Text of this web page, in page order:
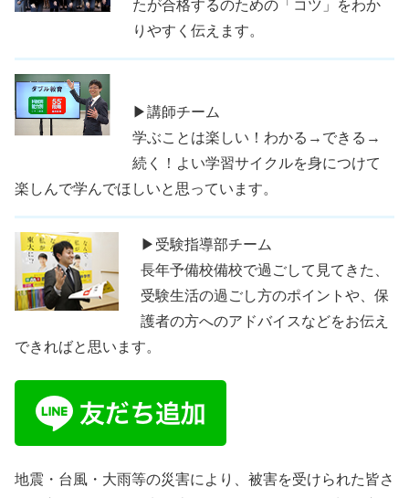
たが合格するのための「コツ」をわか
りやすく伝えます。
▶講師チーム
学ぶことは楽しい！わかる→できる→
続く！よい学習サイクルを身につけて
楽しんで学んでほしいと思っています。
▶受験指導部チーム
長年予備校備校で過ごして見てきた、
受験生活の過ごし方のポイントや、保
護者の方へのアドバイスなどをお伝え
できればと思います。
地震・台風・大雨等の災害により、被害を受けられた皆さ